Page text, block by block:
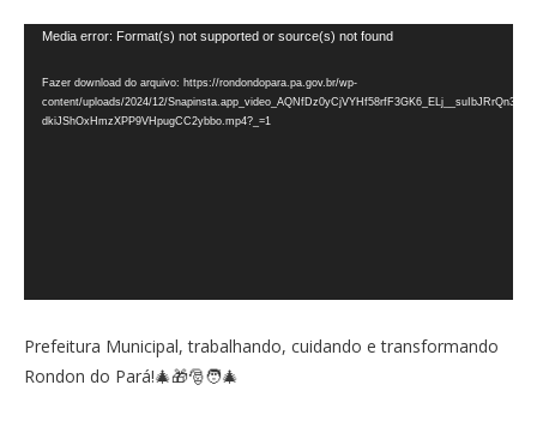
Tocador
vídeo
Media error: Format(s) not supported or source(s) not found
Fazer download do arquivo: https://rondondopara.pa.gov.br/wp-
content/uploads/2024/12/
dkiJShOxHmzXPP9VHpugCC2ybbo.mp4?_=1
Prefeitura Municipal, trabalhando, cuidando e transformando
Rondon do Pará!🎄🎁🎅🧑‍🎄